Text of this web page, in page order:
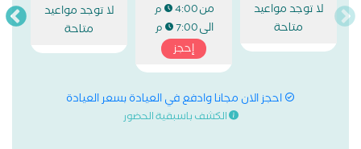
لا توجد مواعيد
متاحة
من4:00 م
الى7:00 م
إحجز
لا توجد مواعيد
متاحة
احجز الان مجانا وادفع في العيادة بسعر العيادة
الكشف باسبقية الحضور